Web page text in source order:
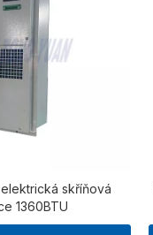
skříňová
1360BTU